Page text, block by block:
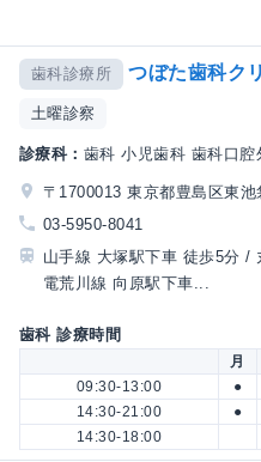
歯科診療所 つぼた歯科ク
土曜診察
診療科： 歯科 小児歯科 歯科口腔
〒1700013 東京都豊島区東
03-5950-8041
山手線 大塚駅下車 徒歩5分 /
電荒川線 向原駅下車...
歯科 診療時間
月
09:30-13:00
●
14:30-21:00
●
14:30-18:00